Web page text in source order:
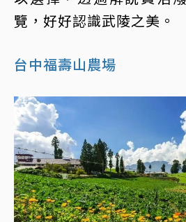
覽，好好認識武陵之美。
台中福壽山農場